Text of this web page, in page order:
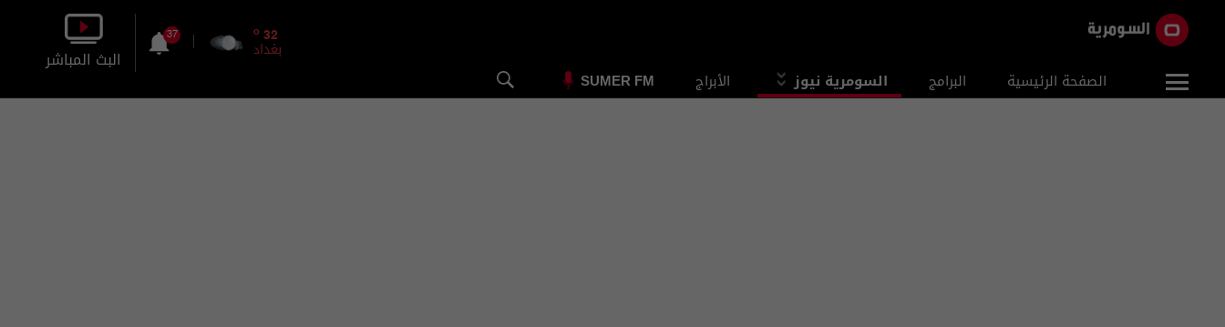
الصفحة الرئيسية البرامج السومرية نيوز الأبراج SUMER FM
32
o
بغداد
37
البث المباشر